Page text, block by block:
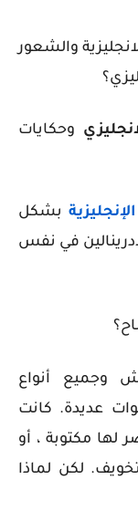
والشعور
وحكايات
بشكل
في نفس
وجميع أنواع
عديدة. كانت
مكتوبة ، أو
لكن لماذا